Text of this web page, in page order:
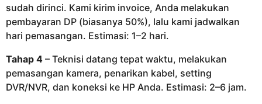
sudah dirinci. Kami kirim invoice, Anda melakukan
pembayaran DP (biasanya 50%), lalu kami jadwalkan
hari pemasangan. Estimasi: 1–2 hari.
Tahap 4 – Teknisi datang tepat waktu, melakukan
pemasangan kamera, penarikan kabel, setting
DVR/NVR, dan koneksi ke HP Anda. Estimasi: 2–6 jam.